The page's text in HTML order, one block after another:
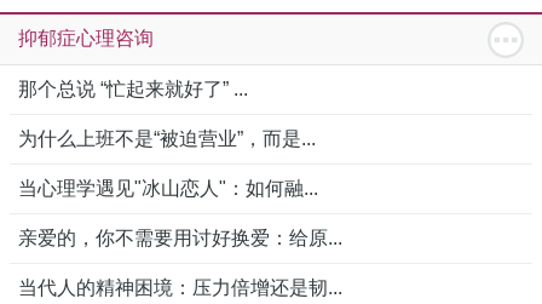
抑郁症心理咨询
那个总说 “忙起来就好了” ...
为什么上班不是“被迫营业”，而是...
当心理学遇见"冰山恋人"：如何融...
亲爱的，你不需要用讨好换爱：给原...
当代人的精神困境：压力倍增还是韧...